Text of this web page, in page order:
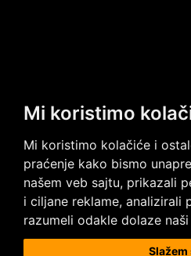
Mi koristimo
Mi koristimo kolačiće i
praćenje kako bismo
našem veb sajtu, prikazali
i ciljane reklame, analizirali
razumeli odakle dolaze
Slažem
Imate neka
Posetite nas na